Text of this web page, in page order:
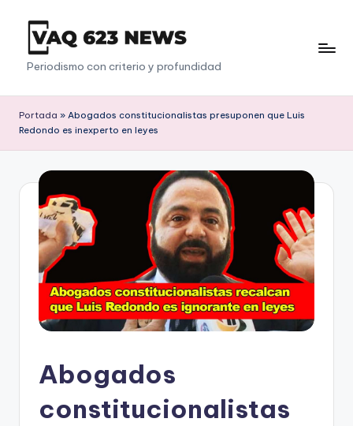
Saltar
contenido
V
a
q
6
3
Periodismo con criterio y profundidad
Portada » Abogados constitucionalistas presuponen que Luis
Redondo es inexperto en leyes
Abogados
constitucionalistas